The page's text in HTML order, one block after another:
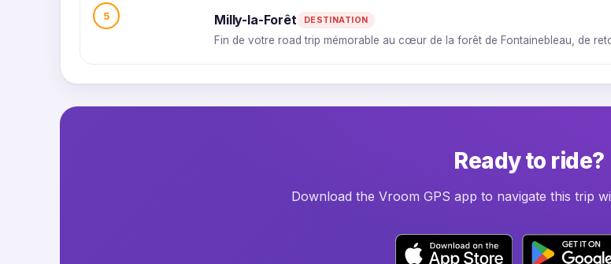
5 Milly-la-Forêt DESTINATION
Fin de votre road trip mémorable au cœur de la forêt de Fontainebleau, de
Ready to ride?
Download the Vroom GPS app to navigate this trip